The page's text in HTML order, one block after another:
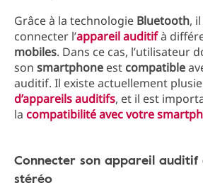
Grâce à la technologie Bluetooth,
connecter l’appareil auditifà
mobiles. Dans ce cas, l’utilisateur
son smartphone est compatible
auditif. Il existe actuellement
d’appareils auditifs, et il est
la compatibilité avec votre
Connecter son appareil auditif
stéréo